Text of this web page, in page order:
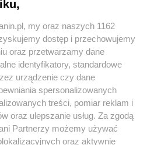
4 / 0
regulamin korzystania z portali
Skontakuj sięz nami
my oraz naszych 1162
dostęp i przechowujemy
oraz przetwarzamy dane
identyfikatory, standardowe
urządzenie czy dane
spersonalizowanych
treści, pomiar reklam i
oraz ulepszanie usług. Za zgodą
Partnerzy możemy używać
oraz aktywnie